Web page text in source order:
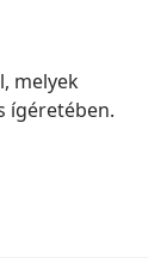
melyek
ígéretében.